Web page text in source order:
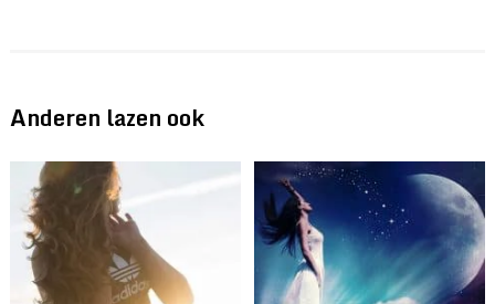
Anderen lazen ook